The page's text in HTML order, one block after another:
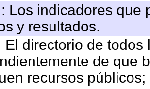
Los indicadores que
y resultados.
El directorio de
de que
recursos